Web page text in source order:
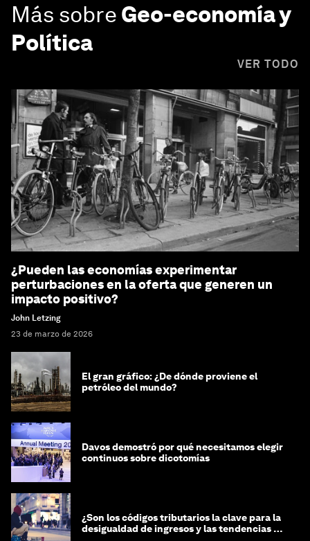
Más sobre Geo-economía y
Política
VER TODO
¿Pueden las economías experimentar
perturbaciones en la oferta que generen un
impacto positivo?
John Letzing
23 de marzo de 2026
El gran gráfico: ¿De dónde proviene el
petróleo del mundo?
Davos demostró por qué necesitamos elegir
continuos sobre dicotomías
¿Son los códigos tributarios la clave para la
desigualdad de ingresos y las tendencias de